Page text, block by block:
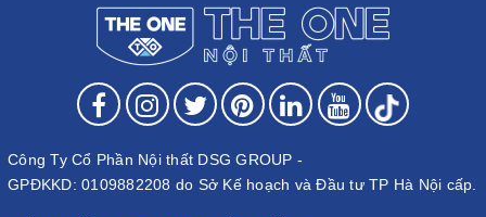
Công Ty Cổ Phần Nội thất DSG GROUP -
GPĐKKD: 0109882208 do Sở Kế hoạch và Đầu tư TP Hà Nội cấp.